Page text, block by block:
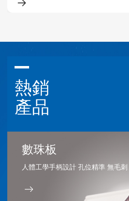
熱銷
產品
數珠板
人體工學手柄設計 孔位精準 無毛刺